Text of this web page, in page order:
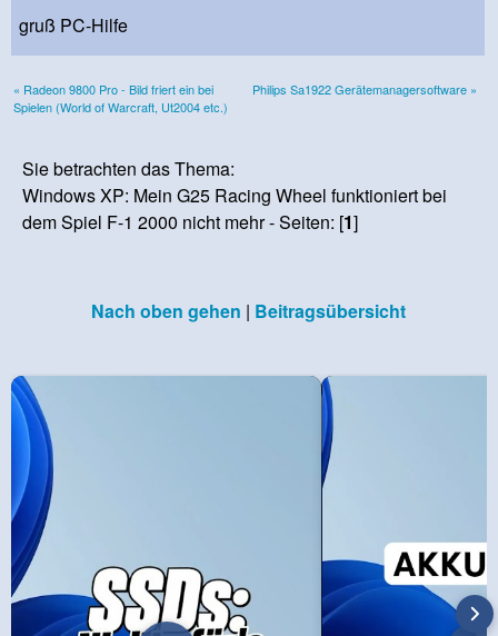
gruß PC-Hilfe
« Radeon 9800 Pro - Bild friert ein bei
Spielen (World of Warcraft, Ut2004 etc.)
Philips Sa1922 Gerätemanagersoftware »
Sie betrachten das Thema:
Windows XP: Mein G25 Racing Wheel funktioniert bei
dem Spiel F-1 2000 nicht mehr - Seiten: [1]
Nach oben gehen | Beitragsübersicht